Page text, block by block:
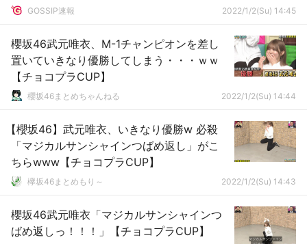
GOSSIP速報 2022/1/2(Su) 14:45
櫻坂46武元唯衣、M-1チャンピオンを差し
置いていきなり優勝してしまう・・・ｗｗ
【チョコプラCUP】
櫻坂46まとめちゃんねる 2022/1/2(Su) 14:44
【櫻坂46】武元唯衣、いきなり優勝w 必殺
「マジカルサンシャインつばめ返し」がこ
ちらwww【チョコプラCUP】
欅坂46まとめもり～ 2022/1/2(Su) 14:43
櫻坂46武元唯衣「マジカルサンシャインつ
ばめ返しっ！！！」【チョコプラCUP】